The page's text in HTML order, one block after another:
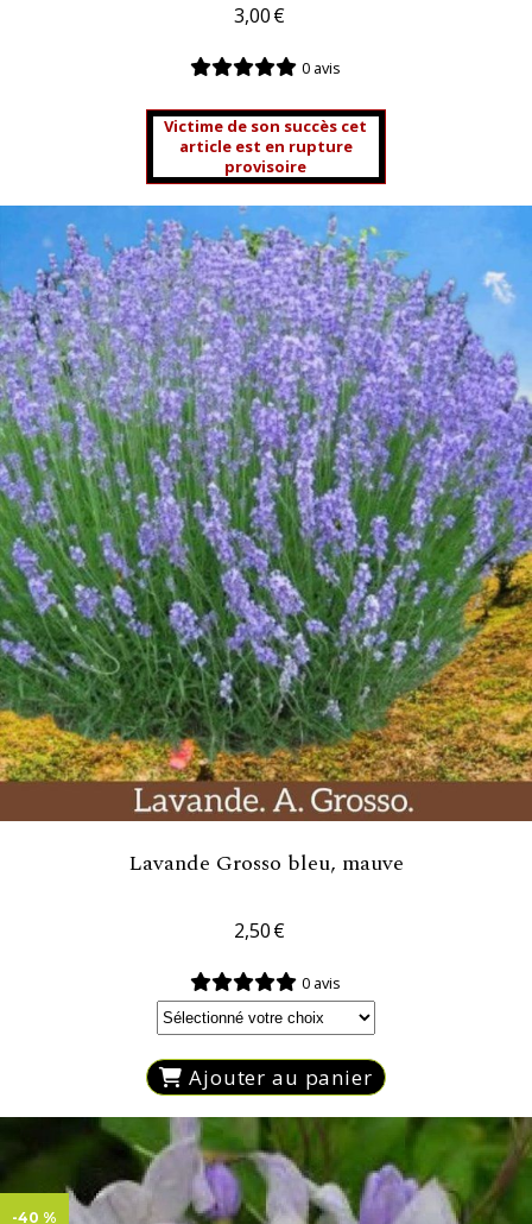
3,00€
0 avis
Victime de son succès cet
article est en rupture
provisoire
Lavande Grosso bleu, mauve
2,50€
0 avis
Ajouter au panier
-40 %